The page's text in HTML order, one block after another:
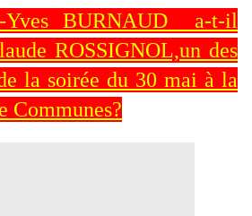
Yves BURNAUD a-t-il
ROSSIGNOL,un des
la soirée du 30 mai à la
Communes?